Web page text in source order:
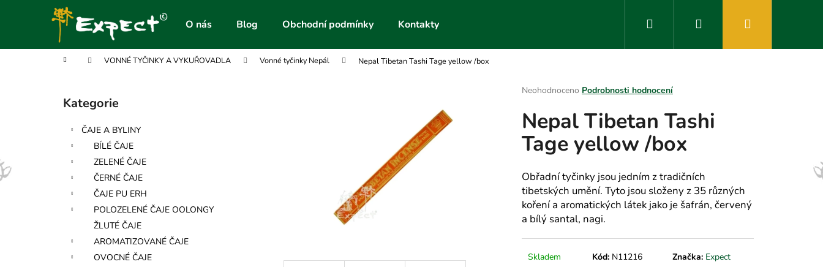
O nás Blog Obchodní podmínky Kontakty Hledat Přihlášení
Domů VONNÉ TYČINKY A VYKUŘOVADLA Vonné tyčinky Nepál Nepal Tibetan Tashi Tage yellow /box
Přeskočit
kategorie
Kategorie
ČAJE A BYLINY
BÍLÉ ČAJE
ZELENÉ ČAJE
ČERNÉ ČAJE
ČAJE PU ERH
POLOZELENÉ ČAJE OOLONGY
ŽLUTÉ ČAJE
AROMATIZOVANÉ ČAJE
OVOCNÉ ČAJE
Průměrné
produktu
je
0,0
hvězdiček.
Neohodnoceno Podrobnosti hodnocení
Nepal Tibetan Tashi
Tage yellow /box
Obřadní tyčinky jsou jedním z tradičních
tibetských umění. Tyto jsou složeny z 35 různých
koření a aromatických látek jako je šafrán, červený
a bílý santal, nagi.
Skladem Kód: N11216 Značka: Expect
í
Zpět
do
Zpět
do
Co potřebujete najít?
HLEDAT
Doporučujeme